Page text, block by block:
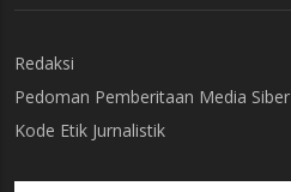
Redaksi
Pedoman Pemberitaan Media Siber
Kode Etik Jurnalistik